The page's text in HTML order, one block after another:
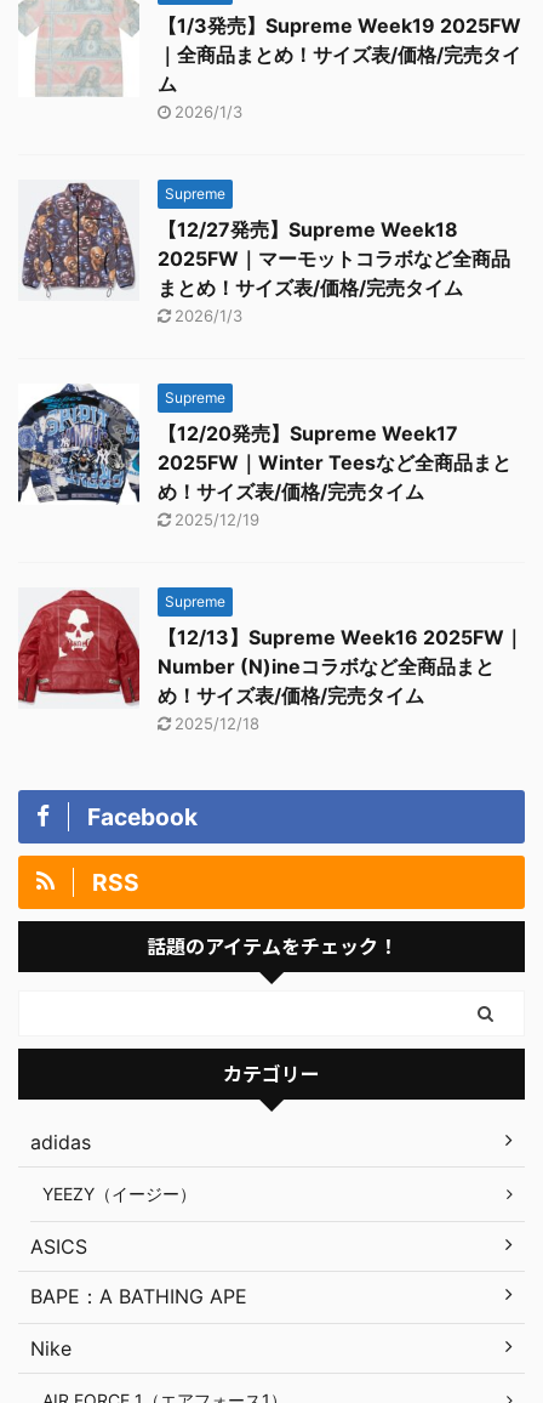
【1/3発売】Supreme Week19 2025FW
｜全商品まとめ！サイズ表/価格/完売タイ
ム
2026/1/3
Supreme
【12/27発売】Supreme Week18
2025FW｜マーモットコラボなど全商品
まとめ！サイズ表/価格/完売タイム
2026/1/3
Supreme
【12/20発売】Supreme Week17
2025FW｜Winter Teesなど全商品まと
め！サイズ表/価格/完売タイム
2025/12/19
Supreme
【12/13】Supreme Week16 2025FW｜
Number (N)ineコラボなど全商品まと
め！サイズ表/価格/完売タイム
2025/12/18
Facebook
RSS
話題のアイテムをチェック！
カテゴリー
adidas
YEEZY（イージー）
ASICS
BAPE：A BATHING APE
Nike